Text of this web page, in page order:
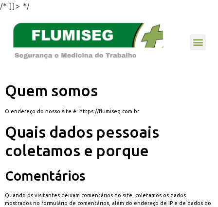
/* ]]> */
Quem somos
O endereço do nosso site é: https://flumiseg.com.br.
Quais dados pessoais
coletamos e porque
Comentários
Quando os visitantes deixam comentários no site, coletamos os dados
mostrados no formulário de comentários, além do endereço de IP e de dados do